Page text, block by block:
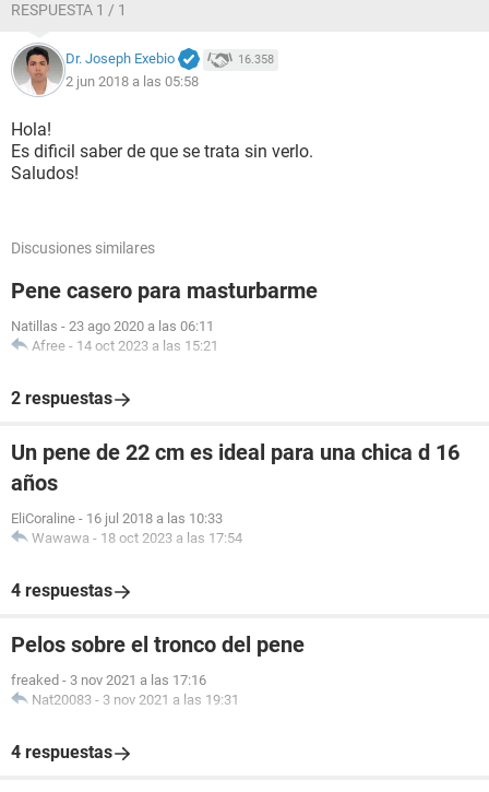
RESPUESTA 1 / 1
Dr. Joseph Exebio 16.358
2 jun 2018 a las 05:58
Hola!
Es dificil saber de que se trata sin verlo.
Saludos!
Discusiones similares
Pene casero para masturbarme
Natillas - 23 ago 2020 a las 06:11
Afree - 14 oct 2023 a las 15:21
2 respuestas
Un pene de 22 cm es ideal para una chica d 16
años
EliCoraline - 16 jul 2018 a las 10:33
Wawawa - 18 oct 2023 a las 17:54
4 respuestas
Pelos sobre el tronco del pene
freaked - 3 nov 2021 a las 17:16
Nat20083 - 3 nov 2021 a las 19:31
4 respuestas